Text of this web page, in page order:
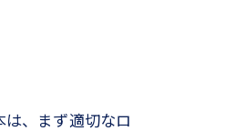
、まず適切なロ